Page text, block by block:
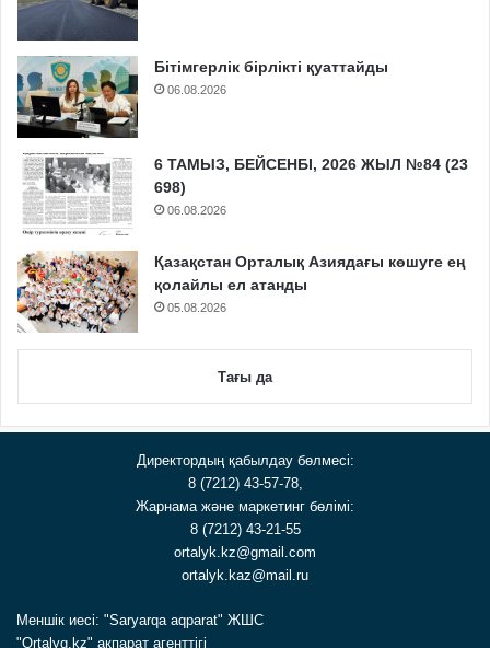
Бітімгерлік бірлікті қуаттайды
06.08.2026
6 ТАМЫЗ, БЕЙСЕНБІ, 2026 ЖЫЛ №84 (23
698)
06.08.2026
Қазақстан Орталық Азиядағы көшуге ең
қолайлы ел атанды
05.08.2026
Тағы да
Директордың қабылдау бөлмесі:
8 (7212) 43-57-78,
Жарнама және маркетинг бөлімі:
8 (7212) 43-21-55
ortalyk.kz@gmail.com
ortalyk.kaz@mail.ru
Меншік иесі: "Saryarqa aqparat" ЖШС
"Ortalyq.kz" ақпарат агенттігі